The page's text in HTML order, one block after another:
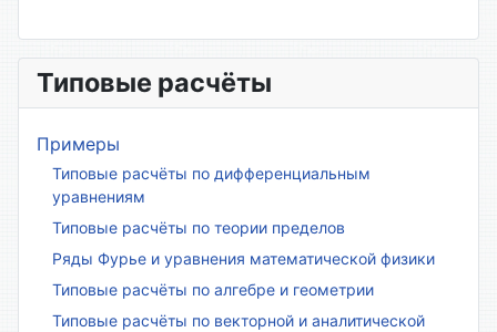
Типовые расчёты
Примеры
Типовые расчёты по дифференциальным
уравнениям
Типовые расчёты по теории пределов
Ряды Фурье и уравнения математической физики
Типовые расчёты по алгебре и геометрии
Типовые расчёты по векторной и аналитической